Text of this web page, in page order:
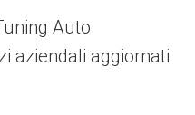
Auto
aziendali aggiornati